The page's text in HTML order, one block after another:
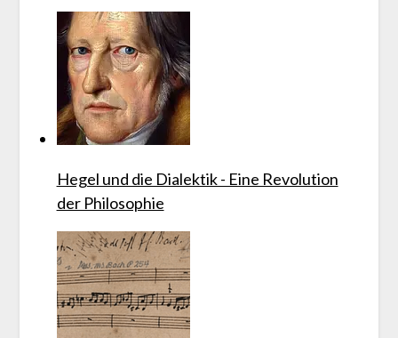
Hegel und die Dialektik - Eine Revolution
der Philosophie